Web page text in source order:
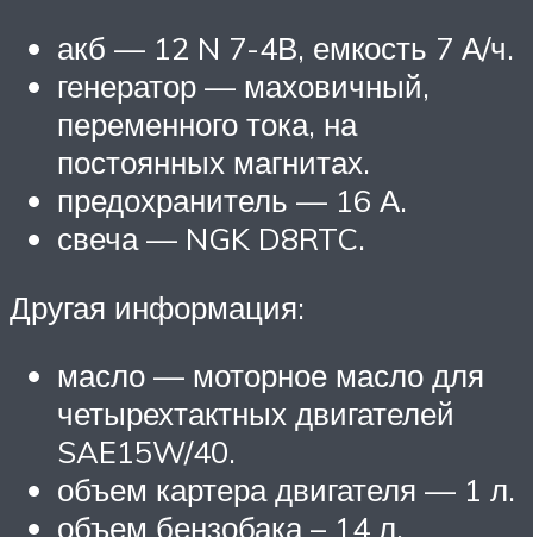
акб — 12 N 7-4В, емкость 7 А/ч.
генератор — маховичный,
переменного тока, на
постоянных магнитах.
предохранитель — 16 А.
свеча — NGK D8RTC.
Другая информация:
масло — моторное масло для
четырехтактных двигателей
SAE15W/40.
объем картера двигателя — 1 л.
объем бензобака – 14 л.